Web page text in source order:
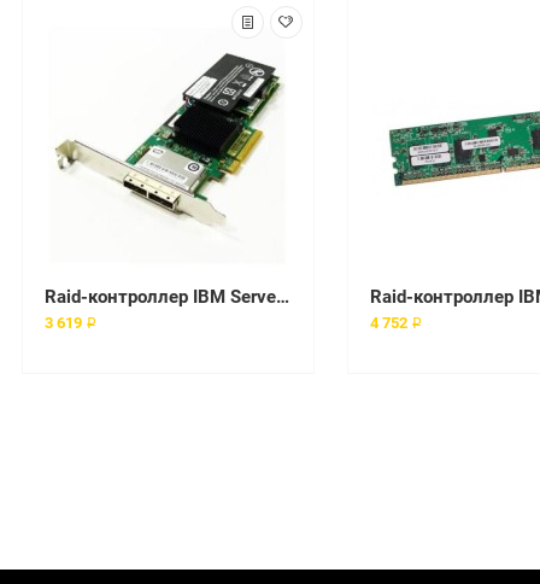
Raid-контроллер IBM ServeRAID MR10k w/o battery [46M0826]
3 619 ₽ 4 752 ₽